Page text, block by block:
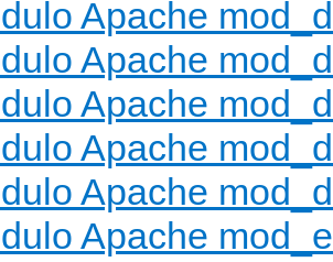
Apache
Apache
Apache
Apache
Apache
Apache